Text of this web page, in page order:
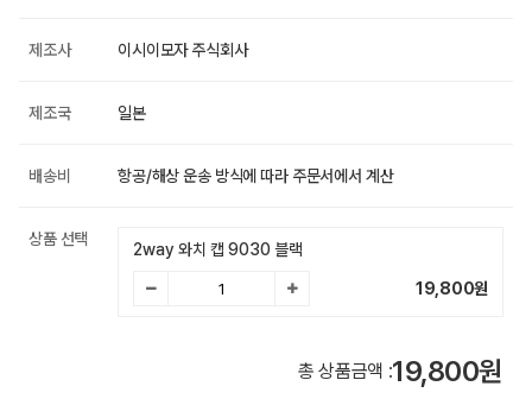
제조사 이시이모자 주식회사
제조국 일본
배송비 항공/해상 운송 방식에 따라 주문서에서 계산
상품 선택
2way 와치 캡 9030 블랙
19,800원
총 상품금액 :19,800원